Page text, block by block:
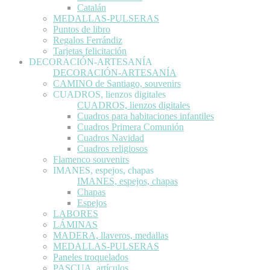
Catalán
MEDALLAS-PULSERAS
Puntos de libro
Regalos Ferrándiz
Tarjetas felicitación
DECORACIÓN-ARTESANÍA
DECORACIÓN-ARTESANÍA
CAMINO de Santiago, souvenirs
CUADROS, lienzos digitales
CUADROS, lienzos digitales
Cuadros para habitaciones infantiles
Cuadros Primera Comunión
Cuadros Navidad
Cuadros religiosos
Flamenco souvenirs
IMANES, espejos, chapas
IMANES, espejos, chapas
Chapas
Espejos
LABORES
LÁMINAS
MADERA, llaveros, medallas
MEDALLAS-PULSERAS
Paneles troquelados
PASCUA, artículos